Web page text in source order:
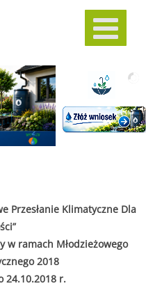
Przesłanie Klimatyczne Dla
w ramach Młodzieżowego
2018
24.10.2018 r.